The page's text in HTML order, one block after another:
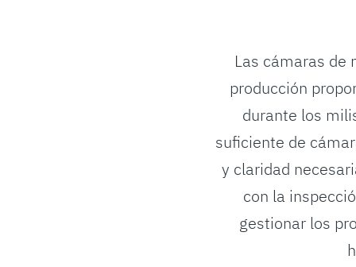
Las cámaras de
producción
durante los
suficiente de
y claridad
con la
gestionar los